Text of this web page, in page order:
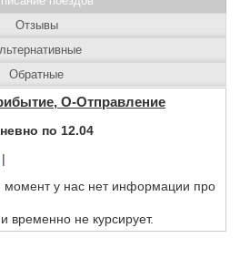
О-Отправление
по 12.04
|
у нас нет информации про
временно не курсирует.
Отзывы
Обратные